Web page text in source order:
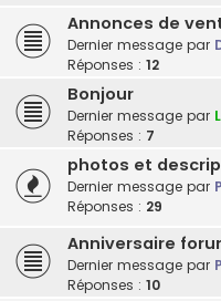
Annonces de
Dernier message par
Réponses : 12
Bonjour
Dernier message par
Réponses : 7
photos et
Dernier message par
Réponses : 29
Anniversaire
Dernier message par
Réponses : 10